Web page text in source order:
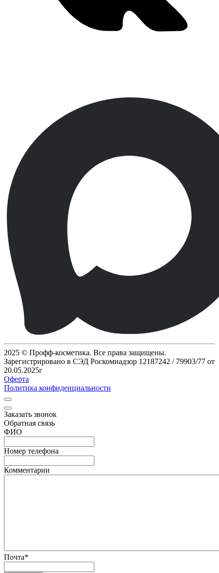
2025 © Профф-косметика. Все права защищены.
Зарегистрировано в СЭД Роскомнадзор 12187242 / 79903/77 от
20.05.2025г
Оферта
Политика конфиденциальности
Заказать звонок
Обратная связь
ФИО
Номер телефона
Комментарии
Почта*